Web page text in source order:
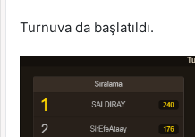
Turnuva da başlatıldı.